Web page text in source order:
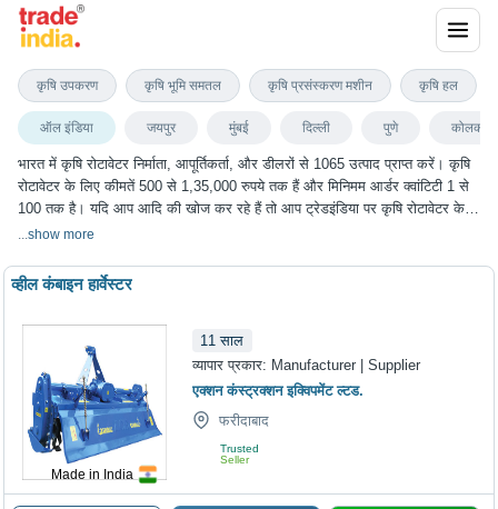
भारत में कृषि रोटावेटर निर्माता, आपूर्तिकर्ता, और डीलरों से 1065 उत्पाद प्राप्त करें। कृषि
रोटावेटर के लिए कीमतें 500 से 1,35,000 रुपये तक हैं और मिनिमम आर्डर क्वांटिटी 1 से
100 तक है। यदि आप आदि की खोज कर रहे हैं तो आप ट्रेडइंडिया पर कृषि रोटावेटर के
सबसे अच्छा विकल्प चुन सकते हैं। हम विभिन्न शहरों में कृषि रोटावेटर के विकल्प प्रदान
...show more
ऑल इंडिया जयपुर मुंबई दिल्ली पुणे कोलकाता
Made in India
व्हील कंबाइन हार्वेस्टर
11 साल
व्यापार प्रकार: Manufacturer | Supplier
एक्शन कंस्ट्रक्शन इक्विपमेंट ल्टड.
फरीदाबाद
Trusted
Seller
कृषि उपकरण कृषि भूमि समतल कृषि प्रसंस्करण मशीन कृषि हल